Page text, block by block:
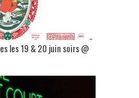
les 19 & 20 juin soirs @